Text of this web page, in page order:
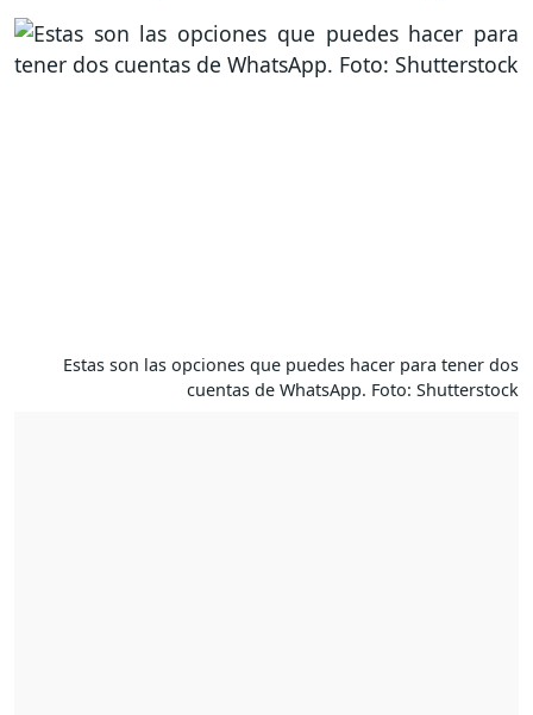
Estas son las opciones que puedes hacer para tener dos
cuentas de WhatsApp. Foto: Shutterstock